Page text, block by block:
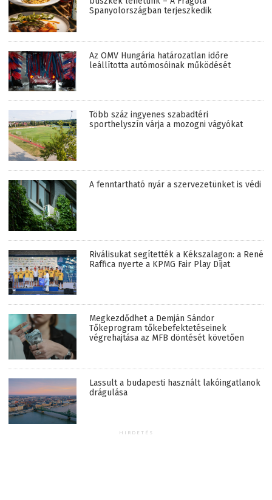
Spanyolországban terjeszkedik
Az OMV Hungária határozatlan időre
leállította autómosóinak működését
Több száz ingyenes szabadtéri
sporthelyszín várja a mozogni vágyókat
A fenntartható nyár a szervezetünket is védi
Riválisukat segítették a Kékszalagon: a René
Raffica nyerte a KPMG Fair Play Díjat
Megkezdődhet a Demján Sándor
Tőkeprogram tőkebefektetéseinek
végrehajtása az MFB döntését követően
Lassult a budapesti használt lakóingatlanok
drágulása
HIRDETÉS